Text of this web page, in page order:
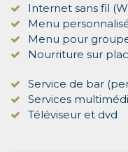
Internet sans fil
Menu
Menu pour
Nourriture sur
Service de bar
Services
Téléviseur et dvd